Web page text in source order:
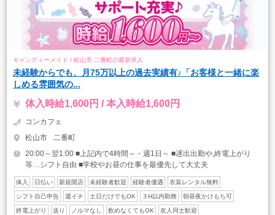
キャンディーメイド / 松山市 二番町の最新求人
未経験からでも、月75万以上の過去実績有♪「お客様と一緒に楽
しめる雰囲気の...
体入時給1,600円 / 本入時給1,600円
コンカフェ
松山市
二番町
20:00～翌1:00 ■上記内で4時間～・週1日～ ■遅出出勤や,終電上がり
等…シフト自由 ■学校やお昼の仕事を最優先して大丈夫
体入 日払い 新規開店 未経験者歓迎 経験者優遇 衣装レンタル無料
シフト自己申告 週イチ 土日だけでもOK ３H以内勤務 朝昼夜かけもち可
終電上がり 送り ノルマなし 飲めなくてもOK 友人同士歓迎